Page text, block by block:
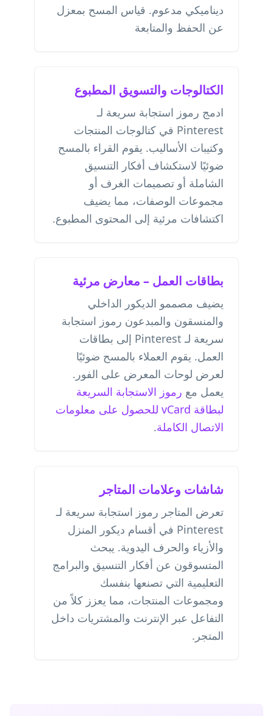
ديناميكي مدعوم. قياس المسح بمعزل
عن الحفظ والمتابعة
الكتالوجات والتسويق المطبوع
ادمج رموز استجابة سريعة لـ
Pinterest في كتالوجات المنتجات
وكتيبات الأساليب. يقوم القراء بالمسح
ضوئيًا لاستكشاف أفكار التنسيق
الشاملة أو تصميمات الغرف أو
مجموعات الوصفات، مما يضيف
اكتشافات مرئية إلى المحتوى المطبوع.
بطاقات العمل – معارض مرئية
يضيف مصممو الديكور الداخلي
والمنسقون والمبدعون رموز استجابة
سريعة لـ Pinterest إلى بطاقات
العمل. يقوم العملاء بالمسح ضوئيًا
لعرض لوحات المعرض على الفور.
يعمل مع رموز الاستجابة السريعة
لبطاقة vCard للحصول على معلومات
الاتصال الكاملة.
شاشات وعلامات المتاجر
تعرض المتاجر رموز استجابة سريعة لـ
Pinterest في أقسام ديكور المنزل
والأزياء والحرف اليدوية. يبحث
المتسوقون عن أفكار التنسيق والبرامج
التعليمية التي تصنعها بنفسك
ومجموعات المنتجات، مما يعزز كلاً من
التفاعل عبر الإنترنت والمشتريات داخل
المتجر.